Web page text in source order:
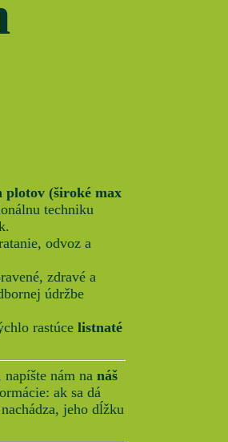
plotov (široké max
techniku
odvoz a
zdravé a
údržbe
rastúce listnaté
nám na náš
ak sa dá
jeho dĺžku